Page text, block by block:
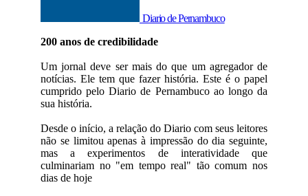
Diario de Pernambuco
200 anos de credibilidade
Um jornal deve ser mais do que um agregador de
notícias. Ele tem que fazer história. Este é o papel
cumprido pelo Diario de Pernambuco ao longo da
sua história.
Desde o início, a relação do Diario com seus leitores
não se limitou apenas à impressão do dia seguinte,
mas a experimentos de interatividade que
culminariam no "em tempo real" tão comum nos
dias de hoje